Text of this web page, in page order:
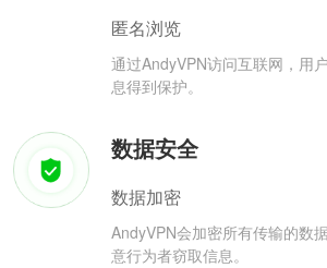
匿名浏览
通过AndyVPN访问互联网，用
息得到保护。
数据安全
数据加密
AndyVPN会加密所有传输的数
意行为者窃取信息。